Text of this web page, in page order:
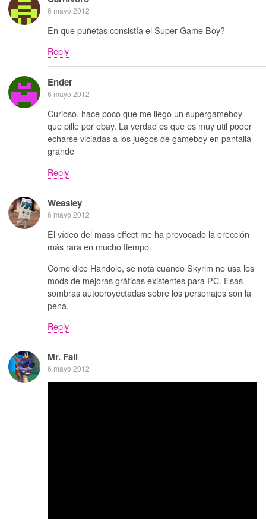
6 mayo 2012
En que puñetas consistía el Super Game Boy?
Reply
Ender
6 mayo 2012
Curioso, hace poco que me llego un supergameboy
que pille por ebay. La verdad es que es muy util poder
echarse viciadas a los juegos de gameboy en pantalla
grande
Reply
Weasley
6 mayo 2012
El vídeo del mass effect me ha provocado la erección
más rara en mucho tiempo.
Como dice Handolo, se nota cuando Skyrim no usa los
mods de mejoras gráficas existentes para PC. Esas
sombras autoproyectadas sobre los personajes son la
pena.
Reply
Mr. Fail
6 mayo 2012